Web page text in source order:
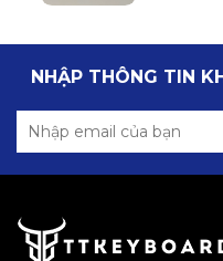
NHẬP THÔNG TIN